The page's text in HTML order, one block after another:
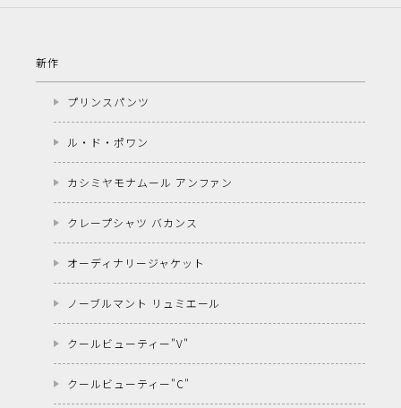
新作
プリンスパンツ
ル・ド・ポワン
カシミヤモナムール アンファン
クレープシャツ バカンス
オーディナリージャケット
ノーブルマント リュミエール
クールビューティー"V"
クールビューティー"C"